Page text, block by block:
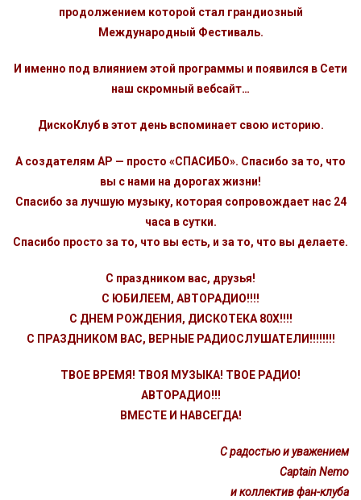
продолжением которой стал грандиозный
Международный Фестиваль.
И именно под влиянием этой программы и появился в Сети
наш скромный вебсайт…
ДискоКлуб в этот день вспоминает свою историю.
А создателям АР — просто «СПАСИБО». Спасибо за то, что
вы с нами на дорогах жизни!
Спасибо за лучшую музыку, которая сопровождает нас 24
часа в сутки.
Спасибо просто за то, что вы есть, и за то, что вы делаете.
С праздником вас, друзья!
С ЮБИЛЕЕМ, АВТОРАДИО!!!!
С ДНЕМ РОЖДЕНИЯ, ДИСКОТЕКА 80Х!!!!
С ПРАЗДНИКОМ ВАС, ВЕРНЫЕ РАДИОСЛУШАТЕЛИ!!!!!!!!
ТВОЕ ВРЕМЯ! ТВОЯ МУЗЫКА! ТВОЕ РАДИО!
АВТОРАДИО!!!
ВМЕСТЕ И НАВСЕГДА!
C радостью и уважением
Captain Nemo
и коллектив фан-клуба